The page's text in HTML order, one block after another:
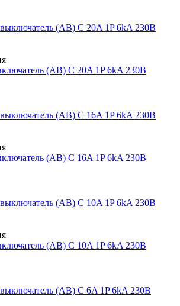
(АВ) C 20A 1P 6kA 230В
(АВ) C 16A 1P 6kA 230В
(АВ) C 10A 1P 6kA 230В